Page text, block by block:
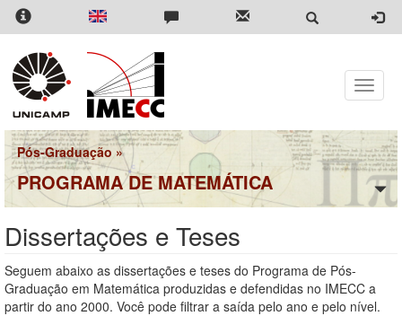
Pular
para
conteúdo
principal
Toggle
Pós-Graduação »
PROGRAMA DE MATEMÁTICA
Dissertações e Teses
Seguem abaixo as dissertações e teses do Programa de Pós-
Graduação em Matemática produzidas e defendidas no IMECC a
partir do ano 2000. Você pode filtrar a saída pelo ano e pelo nível.